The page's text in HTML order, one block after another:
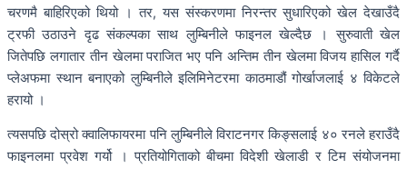
चरणमै बाहिरिएको थियो । तर, यस संस्करणमा निरन्तर सुधारिएको खेल देखाउँदै
ट्रफी उठाउने दृढ संकल्पका साथ लुम्बिनीले फाइनल खेल्दैछ । सुरुवाती खेल
जितेपछि लगातार तीन खेलमा पराजित भए पनि अन्तिम तीन खेलमा विजय हासिल गर्दै
प्लेअफमा स्थान बनाएको लुम्बिनीले इलिमिनेटरमा काठमाडौं गोर्खाजलाई ४ विकेटले
हरायो ।
त्यसपछि दोस्रो क्वालिफायरमा पनि लुम्बिनीले विराटनगर किङ्सलाई ४० रनले हराउँदै
फाइनलमा प्रवेश गर्यो । प्रतियोगिताको बीचमा विदेशी खेलाडी र टिम संयोजनमा